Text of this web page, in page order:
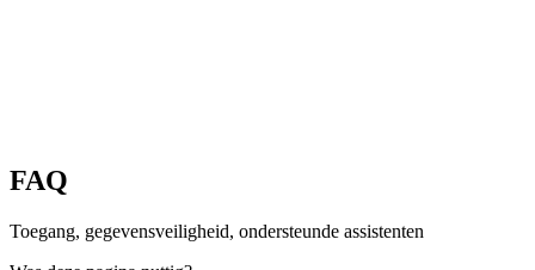
FAQ
Toegang, gegevensveiligheid, ondersteunde assistenten